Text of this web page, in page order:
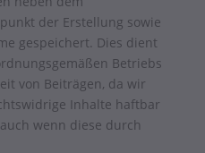
der Erstellung sowie
gespeichert. Dies dient
Betriebs
von Beiträgen, da wir
Inhalte haftbar
wenn diese durch